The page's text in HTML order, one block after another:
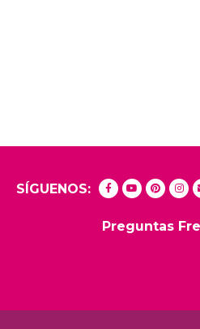
SÍGUENOS:
Preguntas